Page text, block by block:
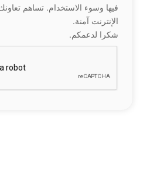
فيها وسوء الاستخدام. تساهم
الإنترنت آمنة.
شكرا لدعمكم.